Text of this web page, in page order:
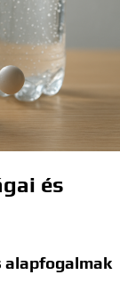
és
alapfogalmak